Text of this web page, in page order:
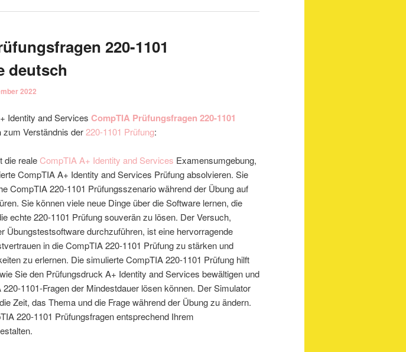
220-1101
deutsch
2022
Identity and Services CompTIA Prüfungsfragen 220-1101
zum Verständnis der220-1101 Prüfung:
die reale CompTIA A+ Identity and Services Examensumgebung,
CompTIA A+ Identity and Services Prüfung absolvieren. Sie
CompTIA 220-1101 Prüfungsszenario während der Übung auf
Sie können viele neue Dinge über die Software lernen, die
echte 220-1101 Prüfung souverän zu lösen. Der Versuch,
Übungstestsoftware durchzuführen, ist eine hervorragende
in die CompTIA 220-1101 Prüfung zu stärken und
zu erlernen. Die simulierte CompTIA 220-1101 Prüfung hilft
Sie den Prüfungsdruck A+ Identity and Services bewältigen und
1101-Fragen der Mindestdauer lösen können. Der Simulator
Zeit, das Thema und die Frage während der Übung zu ändern.
220-1101 Prüfungsfragen entsprechend Ihrem